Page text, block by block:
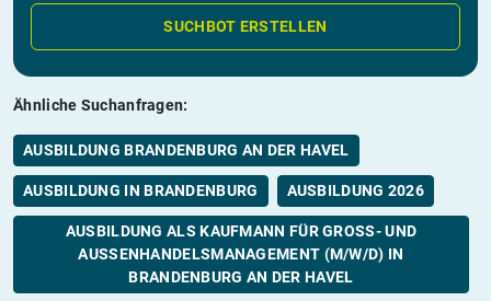
SUCHBOT ERSTELLEN
Ähnliche Suchanfragen:
AUSBILDUNG BRANDENBURG AN DER HAVEL
AUSBILDUNG IN BRANDENBURG AUSBILDUNG 2026
AUSBILDUNG ALS KAUFMANN FÜR GROSS- UND A
USSENHANDELSMANAGEMENT (M/W/D) IN BR
ANDENBURG AN DER HAVEL